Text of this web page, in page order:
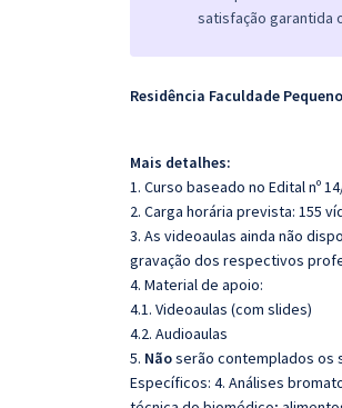
satisfação garantida
Residência Faculdade
Mais detalhes:
1. Curso baseado no Edital nº
2. Carga horária prevista: 155
3. As videoaulas ainda não
gravação dos respectivos
4. Material de apoio:
4.1. Videoaulas (com slides)
4.2. Audioaulas
5. Nãoserão contemplados os
Específicos: 4. Análises